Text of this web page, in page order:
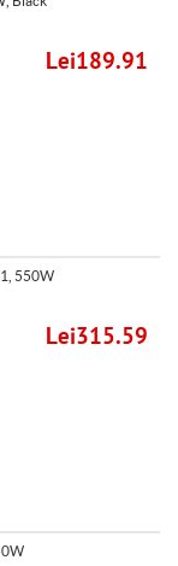
Lei189.91
550W
Lei315.59